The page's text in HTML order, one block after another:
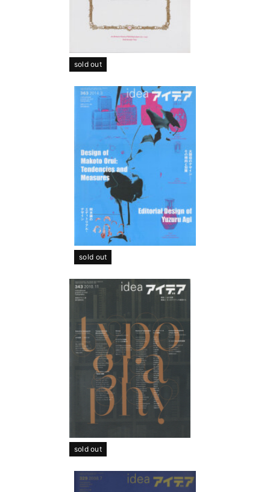
sold out
sold out
sold out